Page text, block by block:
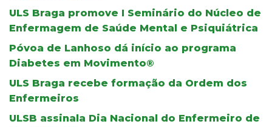
ULS Braga promove I Seminário do Núcleo de
Enfermagem de Saúde Mental e Psiquiátrica
Póvoa de Lanhoso dá início ao programa
Diabetes em Movimento®
ULS Braga recebe formação da Ordem dos
Enfermeiros
ULSB assinala Dia Nacional do Enfermeiro de